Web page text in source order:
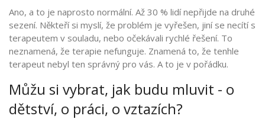
Ano, a to je naprosto normální. Až 30 % lidí nepřijde na druhé
sezení. Někteří si myslí, že problém je vyřešen, jiní se necítí s
terapeutem v souladu, nebo očekávali rychlé řešení. To
neznamená, že terapie nefunguje. Znamená to, že tenhle
terapeut nebyl ten správný pro vás. A to je v pořádku.
Můžu si vybrat, jak budu mluvit - o
dětství, o práci, o vztazích?